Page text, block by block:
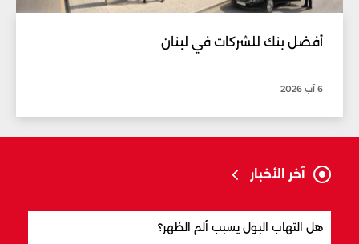
أفضل بنك للشركات في لبنان
6 آب 2026
آخر الأخبار
هل التهاب البول يسبب ألم الظهر؟